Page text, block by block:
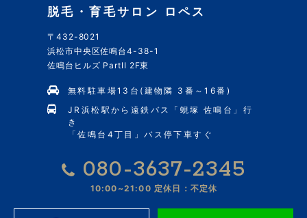
脱毛・育毛サロン ロペス
〒432-8021
浜松市中央区佐鳴台4-38-1
佐鳴台ヒルズ PartII 2F東
無料駐車場13台(建物隣 3番～16番)
JR浜松駅から遠鉄バス「蜆塚 佐鳴台」行
き
「佐鳴台4丁目」バス停下車すぐ
080-3637-2345
10:00~21:00 定休日：不定休